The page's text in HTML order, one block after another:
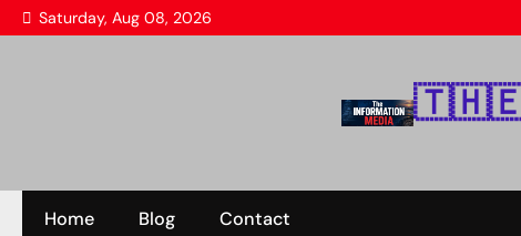
Skip
to
Saturday, Aug 08, 2026
Home Blog Contact